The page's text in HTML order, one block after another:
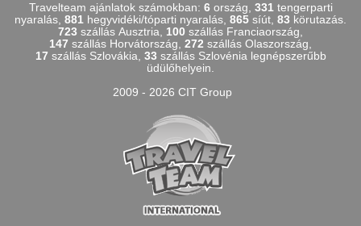
Travelteam ajánlatok számokban: 6ország, 331tengerparti
nyaralás, 881 hegyvidéki/tóparti nyaralás, 865 síút, 83 körutazás.
723 szállás Ausztria, 100 szállás Franciaország,
147 szállás Horvátország, 272 szállás Olaszország,
17 szállás Szlovákia, 33 szállás Szlovénia legnépszerűbb
üdülőhelyein.
2009 - 2026 CIT Group